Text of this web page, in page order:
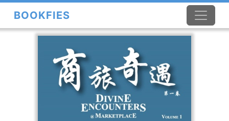
BOOKFIES